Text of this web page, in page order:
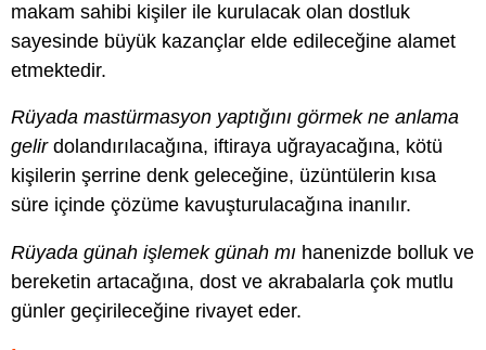
makam sahibi kişiler ile kurulacak olan dostluk
sayesinde büyük kazançlar elde edileceğine alamet
etmektedir.
Rüyada mastürmasyon yaptığını görmek ne anlama
gelirdolandırılacağına, iftiraya uğrayacağına, kötü
kişilerin şerrine denk geleceğine, üzüntülerin kısa
süre içinde çözüme kavuşturulacağına inanılır.
Rüyada günah işlemek günah mı hanenizde bolluk ve
bereketin artacağına, dost ve akrabalarla çok mutlu
günler geçirileceğine rivayet eder.